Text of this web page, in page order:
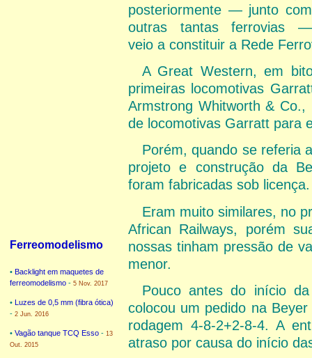
Ferreomodelismo
• Backlight em maquetes de
ferreomodelismo - 5 Nov. 2017
• Luzes de 0,5 mm (fibra ótica)
- 2 Jun. 2016
• Vagão tanque TCQ Esso - 13
Out. 2015
posteriormente — junto com
outras tantas ferrovias —
veio a constituir a Rede
A Great Western, em
primeiras locomotivas
Armstrong Whitworth &
de locomotivas Garratt para
Porém, quando se referia
projeto e construção da
foram fabricadas sob licença.
Eram muito similares, no
African Railways, porém
nossas tinham pressão de
menor.
Pouco antes do início
colocou um pedido na
rodagem 4-8-2+2-8-4. A
atraso por causa do início